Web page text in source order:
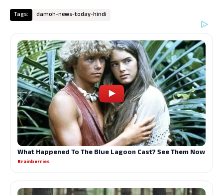
Tags: damoh-news-today-hindi